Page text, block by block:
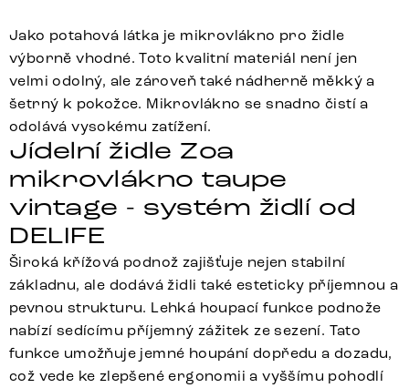
Jako potahová látka je mikrovlákno pro židle
výborně vhodné. Toto kvalitní materiál není jen
velmi odolný, ale zároveň také nádherně měkký a
šetrný k pokožce. Mikrovlákno se snadno čistí a
odolává vysokému zatížení.
Jídelní židle Zoa
mikrovlákno taupe
vintage - systém židlí od
DELIFE
Široká křížová podnož zajišťuje nejen stabilní
základnu, ale dodává židli také esteticky příjemnou a
pevnou strukturu. Lehká houpací funkce podnože
nabízí sedícímu příjemný zážitek ze sezení. Tato
funkce umožňuje jemné houpání dopředu a dozadu,
což vede ke zlepšené ergonomii a vyššímu pohodlí